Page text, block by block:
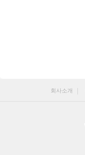
회사소개